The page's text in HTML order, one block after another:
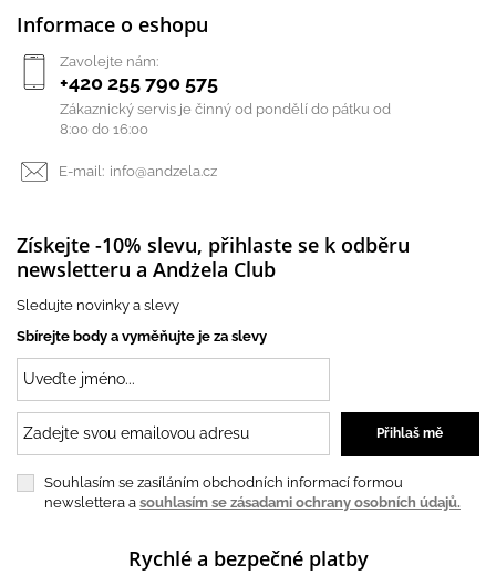
Informace o eshopu
Zavolejte nám:
+420 255 790 575
Zákaznický servis je činný od pondělí do pátku od
8:00 do 16:00
E-mail: info@andzela.cz
Získejte -10% slevu, přihlaste se k odběru
newsletteru a Andżela Club
Sledujte novinky a slevy
Sbírejte body a vyměňujte je za slevy
Souhlasím se zasíláním obchodních informací formou
newslettera a souhlasím se zásadami ochrany osobních údajů.
Rychlé a bezpečné platby